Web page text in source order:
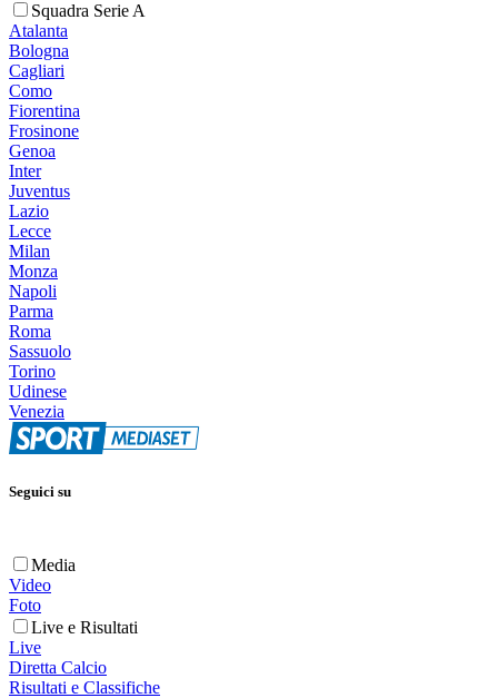
Squadra Serie A
Atalanta
Bologna
Cagliari
Como
Fiorentina
Frosinone
Genoa
Inter
Juventus
Lazio
Lecce
Milan
Monza
Napoli
Parma
Roma
Sassuolo
Torino
Udinese
Venezia
Seguici su
Media
Video
Foto
Live e Risultati
Live
Diretta Calcio
Risultati e Classifiche